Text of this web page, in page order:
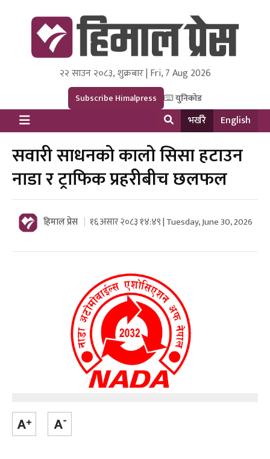
Himal Press
Dot NewsyNepal Media and Research Pvt Ltd.
२२ साउन २०८३, शुक्रबार | Fri, 7 Aug 2026
Subscribe Himalpress युनिकोड
भर्खरै English
सवारी साधनको कालो सिसा हटाउन
नाडा र ट्राफिक प्रहरीबीच छलफल
हिमाल प्रेस १६ असार २०८३ १४:४९ | Tuesday, June 30, 2026